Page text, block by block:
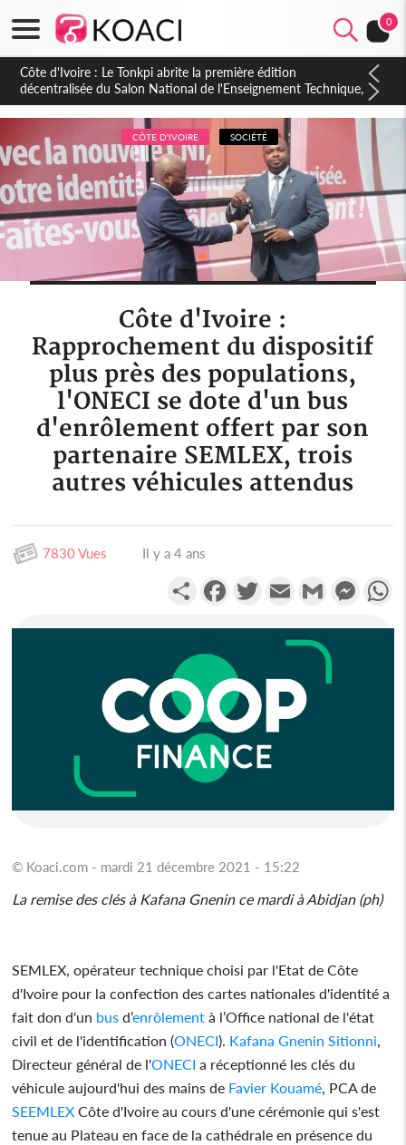
0
Côte d'Ivoire : PPA-CI, Gbagbo délègue une partie de ses
prérogatives de président à 05 cadres, vers sa retraite
politique ?
CÔTE D'IVOIRE SOCIÉTÉ
Côte d'Ivoire :
Rapprochement du dispositif
plus près des populations,
l'ONECI se dote d'un bus
d'enrôlement offert par son
partenaire SEMLEX, trois
autres véhicules attendus
7830 Vues Il y a 4 ans
PartagerFacebookTwitterEmail Gmail
© Koaci.com - mardi 21 décembre 2021 - 15:22
La remise des clés à Kafana Gnenin ce mardi à Abidjan (ph)
SEMLEX, opérateur technique choisi par l'Etat de Côte
d'Ivoire pour la confection des cartes nationales d'identité a
fait don d'un bus d’enrôlement à l’Office national de l'état
civil et de l'identification (ONECI). Kafana Gnenin Sitionni
Directeur général de l'ONECI a réceptionné les clés du
véhicule aujourd'hui des mains de Favier Kouamé , PCA de
SEEMLEX Côte d'Ivoire au cours d'une cérémonie qui s'est
tenue au Plateau en face de la cathédrale en présence du